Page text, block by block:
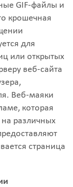
GIF-файлы и
крошечная
для
или открытых
веб-сайта
Веб-маяки
которая
различных
страница